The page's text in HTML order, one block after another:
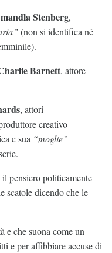
Stenberg,
(non si identifica né
Barnett, attore
, attori
creativo
e sua “moglie”
pensiero politicamente
scatole dicendo che le
e che suona come un
e per affibbiare accuse di